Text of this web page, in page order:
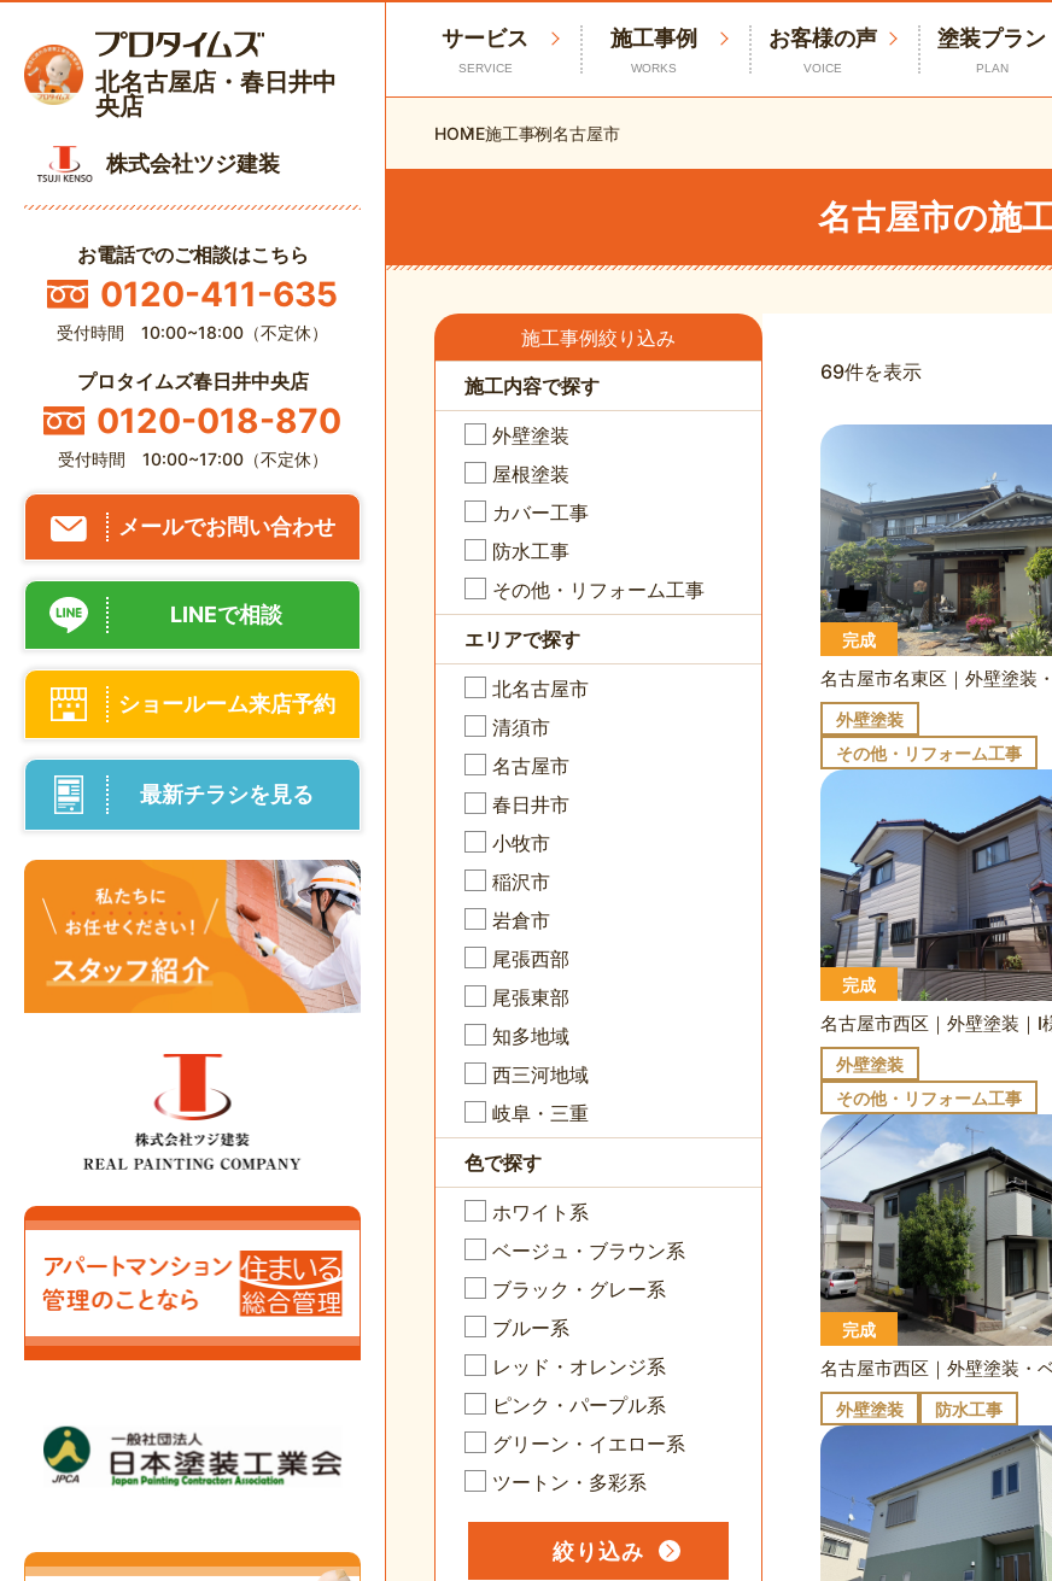
北名古屋店・春日井中
央店
株式会社ツジ建装
お電話でのご相談はこちら
0120-411-635
受付時間 10:00~18:00（不定休）
プロタイムズ春日井中央店
0120-018-870
受付時間 10:00~17:00（不定休）
メールでお問い合わせ
LINEで相談
ショールーム来店予約
最新チラシを見る
サービス
SERVICE
施工事例
WORKS
お客様の声
VOICE
塗装プラン
PLAN
HOME施工事例名古屋市
名古屋市の施
施工事例絞り込み
施工内容で探す
外壁塗装
屋根塗装
カバー工事
防水工事
その他・リフォーム工事
エリアで探す
北名古屋市
清須市
名古屋市
春日井市
小牧市
稲沢市
岩倉市
尾張西部
尾張東部
知多地域
西三河地域
岐阜・三重
色で探す
ホワイト系
ベージュ・ブラウン系
ブラック・グレー系
ブルー系
レッド・オレンジ系
ピンク・パープル系
グリーン・イエロー系
ツートン・多彩系
絞り込み
69件を表示
完成
外壁塗装
その他・リフォーム工事
完成
名古屋市西区｜外壁塗装｜I
外壁塗装
その他・リフォーム工事
完成
外壁塗装 防水工事